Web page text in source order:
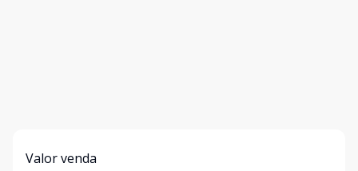
Valor venda